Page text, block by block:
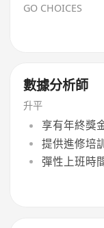
GO CHOICES
數據分析師
升平
享有年終獎
提供進修培
彈性上班時